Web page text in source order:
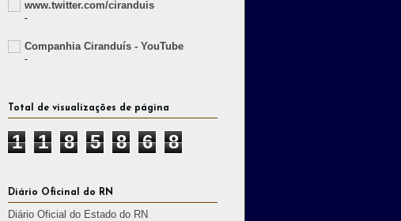
www.twitter.com/ciranduis
-
Companhia Ciranduís - YouTube
-
Total de visualizações de página
1 1 8 5 8 6 8
Diário Oficinal do RN
Diário Oficial do Estado do RN